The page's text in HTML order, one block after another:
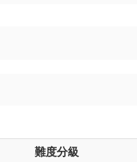
難度分級